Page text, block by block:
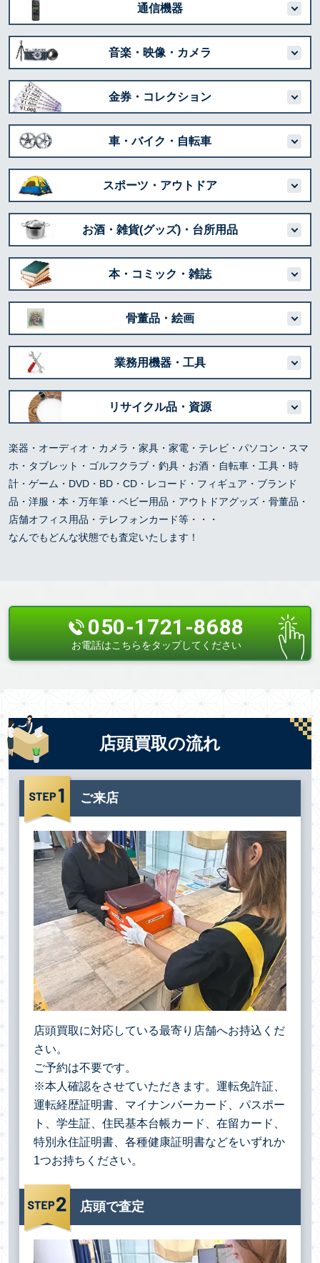
通信機器
音楽・映像・カメラ
金券・コレクション
車・バイク・自転車
スポーツ・アウトドア
お酒・雑貨(グッズ)・台所用品
本・コミック・雑誌
骨董品・絵画
業務用機器・工具
リサイクル品・資源
楽器・オーディオ・カメラ・家具・家電・テレビ・パソコン・スマ
ホ・タブレット・ゴルフクラブ・釣具・お酒・自転車・工具・時
計・ゲーム・DVD・BD・CD・レコード・フィギュア・ブランド
品・洋服・本・万年筆・ベビー用品・アウトドアグッズ・骨董品・
店舗オフィス用品・テレフォンカード等・・・
なんでもどんな状態でも査定いたします！
050-1721-8688
お電話はこちらをタップしてください
店頭買取の流れ
ご来店
店頭買取に対応している最寄り店舗へお持込くだ
さい。
ご予約は不要です。
※本人確認をさせていただきます。運転免許証、
運転経歴証明書、マイナンバーカード、パスポー
ト、学生証、住民基本台帳カード、在留カード、
特別永住証明書、各種健康証明書などをいずれか
1つお持ちください。
店頭で査定